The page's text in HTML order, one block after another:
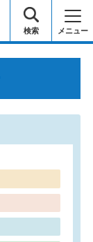
検索 メニュー